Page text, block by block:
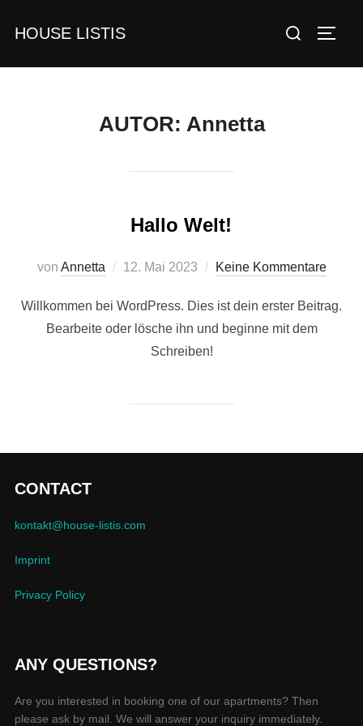
InhaltHOUSE LISTIS
Suchen
AUTOR: Annetta
Hallo Welt!
von Annetta
Veröffentlicht
12. Mai 2023 Keine Kommentare
Willkommen bei WordPress. Dies ist dein erster Beitrag.
Bearbeite oder lösche ihn und beginne mit dem
Schreiben!
CONTACT
kontakt@house-listis.com
Imprint
Privacy Policy
ANY QUESTIONS?
Are you interested in booking one of our apartments? Then
please ask by mail. We will answer your inquiry immediately.